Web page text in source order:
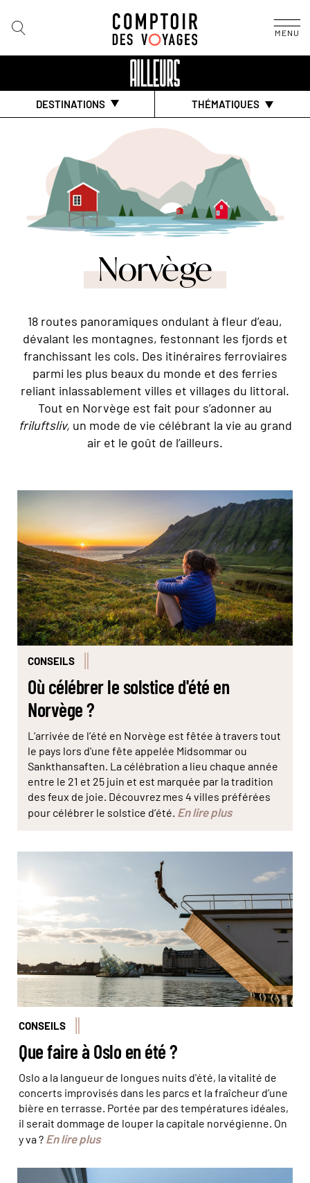
MENU
DESTINATIONS THÉMATIQUES
Norvège
18 routes panoramiques ondulant à fleur d’eau,
dévalant les montagnes, festonnant les fjords et
franchissant les cols. Des itinéraires ferroviaires
parmi les plus beaux du monde et des ferries
reliant inlassablement villes et villages du littoral.
Tout en Norvège est fait pour s’adonner au
friluftsliv, un mode de vie célébrant la vie au grand
air et le goût de l’ailleurs.
© Ismaele Tortella/Visit Norway
CONSEILS
Où célébrer le solstice d'été en
Norvège ?
L’arrivée de l’été en Norvège est fêtée à travers tout
le pays lors d'une fête appelée Midsommar ou
Sankthansaften. La célébration a lieu chaque année
entre le 21 et 25 juin et est marquée par la tradition
des feux de joie. Découvrez mes 4 villes préférées
pour célébrer le solstice d’été. En lire plus
© Becky Zeller/ slo Badstuforening
CONSEILS
Que faire à Oslo en été ?
Oslo a la langueur de longues nuits d'été, la vitalité de
concerts improvisés dans les parcs et la fraîcheur d’une
bière en terrasse. Portée par des températures idéales,
il serait dommage de louper la capitale norvégienne. On
y va ? En lire plus
© Robert Ruidl/stock.adobe